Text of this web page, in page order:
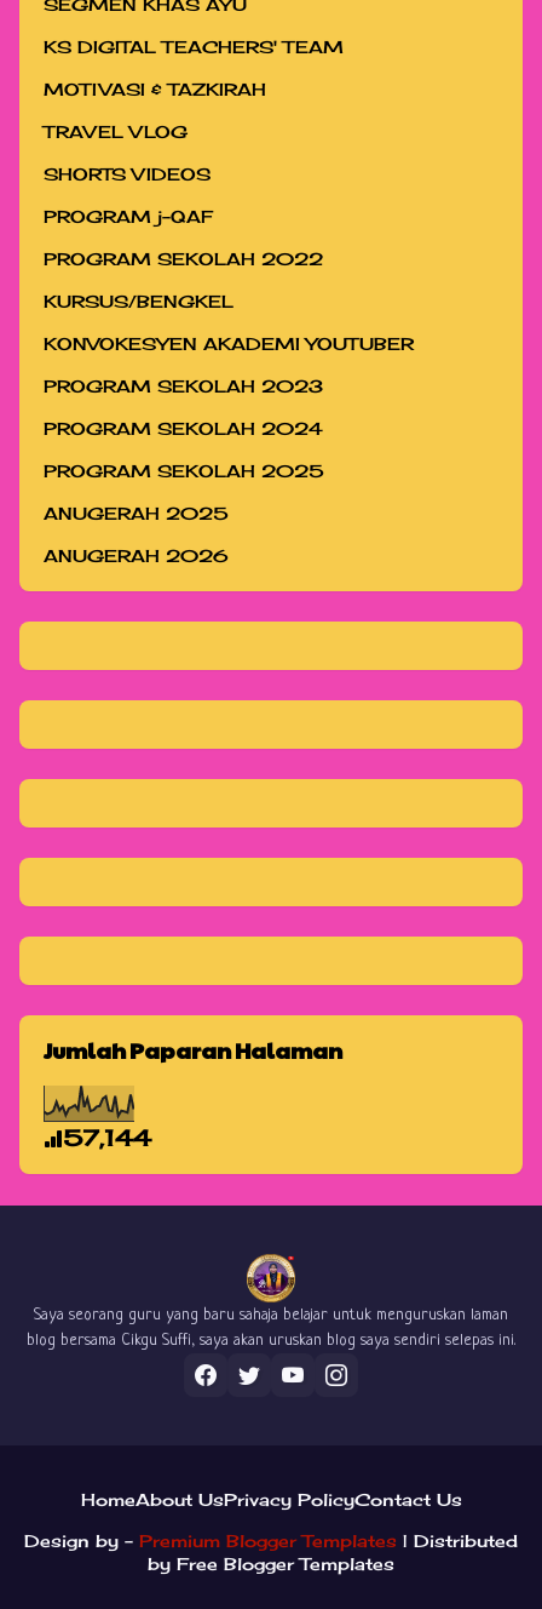
SEGMEN KHAS AYU
KS DIGITAL TEACHERS' TEAM
MOTIVASI & TAZKIRAH
TRAVEL VLOG
SHORTS VIDEOS
PROGRAM j-QAF
PROGRAM SEKOLAH 2022
KURSUS/BENGKEL
KONVOKESYEN AKADEMI YOUTUBER
PROGRAM SEKOLAH 2023
PROGRAM SEKOLAH 2024
PROGRAM SEKOLAH 2025
ANUGERAH 2025
ANUGERAH 2026
Jumlah Paparan Halaman
57,144
Saya seorang guru yang baru sahaja belajar untuk menguruskan laman
blog bersama Cikgu Suffi, saya akan uruskan blog saya sendiri selepas ini.
Design by - Premium Blogger Templates | Distributed
by Free Blogger Templates
HomeAbout UsPrivacy PolicyContact Us